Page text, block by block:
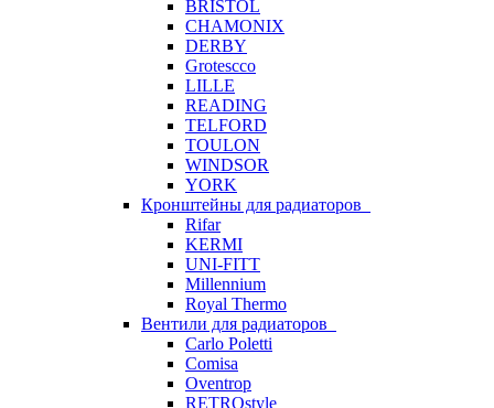
BRISTOL
CHAMONIX
DERBY
Grotescco
LILLE
READING
TELFORD
TOULON
WINDSOR
YORK
Кронштейны для радиаторов
Rifar
KERMI
UNI-FITT
Millennium
Royal Thermo
Вентили для радиаторов
Carlo Poletti
Comisa
Oventrop
RETROstyle